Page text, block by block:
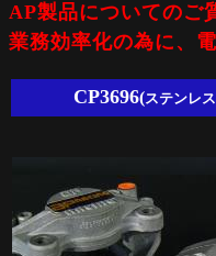
AP製品についてのご
業務効率化の為に、
CP3696(ステンレ